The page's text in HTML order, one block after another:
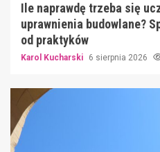
Ile naprawdę trzeba się
uprawnienia budowlane?
od praktyków
Karol Kucharski 6 sierpnia 2026